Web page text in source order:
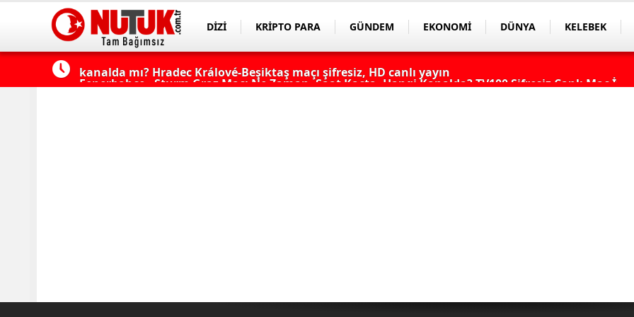
DİZİ KRİPTO PARA GÜNDEM EKONOMİ DÜNYA KELEBEK
şifresiz Fenerbahçe - Sturm Graz Maçı Ne Zaman, Saat Kaçta, Hangi Kanalda? TV100 Şifresiz Canlı Maç İzle